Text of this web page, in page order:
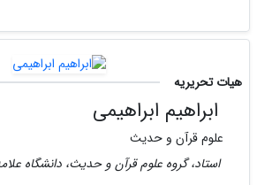
هیات تحریریه
ابراهیم ابراهیمی
علوم قرآن و حدیث
استاد، گروه علوم قرآن و حدیث، دانشگاه